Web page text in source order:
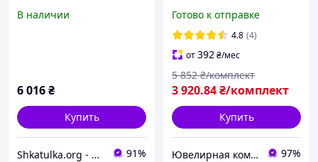
В наличии
6 016₴
Купить
Shkatulka.org - великий ювелірний маркет для всієї родини! 91%
Готово к отправке
4.8 (4)
от392₴/мес
3 920.84₴/комплект
5 852 ₴/комплект
Купить
Ювелирная компания "DIVA" 97%